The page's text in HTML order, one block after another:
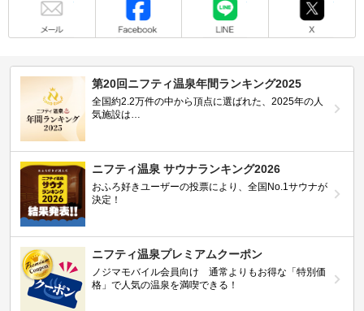
第20回ニフティ温泉年間ランキング2025
全国約2.2万件の中から頂点に選ばれた、2025年の人
気施設は…
ニフティ温泉 サウナランキング2026
おふろ好きユーザーの投票により、全国No.1サウナが
決定！
ニフティ温泉プレミアムクーポン
ノジマモバイル会員向け 通常よりもお得な「特別価
格」で人気の温泉を満喫できる！